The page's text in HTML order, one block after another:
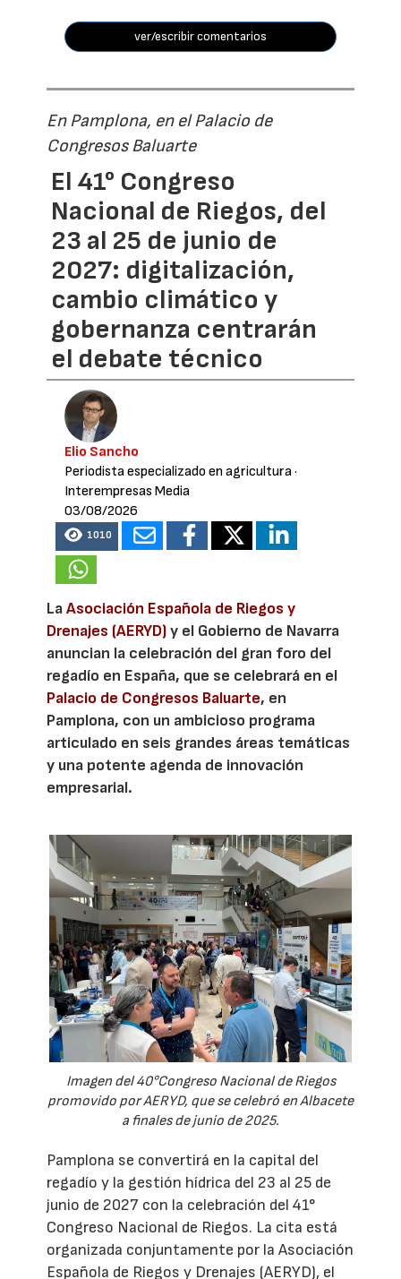
ver/escribir comentarios
En Pamplona, en el Palacio de
Congresos Baluarte
El 41° Congreso
Nacional de Riegos, del
23 al 25 de junio de
2027: digitalización,
cambio climático y
gobernanza centrarán
el debate técnico
Elio Sancho
Periodista especializado en agricultura·
Interempresas Media
03/08/2026
1010
LaAsociación Española de Riegos y
Drenajes (AERYD)y el Gobierno de Navarra
anuncian la celebración del gran foro del
regadío en España, que se celebrará en el
Palacio de Congresos Baluarte, en
Pamplona, con un ambicioso programa
articulado en seis grandes áreas temáticas
y una potente agenda de innovación
empresarial.
Imagen del 40°Congreso Nacional de Riegos
promovido por AERYD, que se celebró en Albacete
a finales de junio de 2025.
Pamplona se convertirá en la capital del
regadío y la gestión hídrica del 23 al 25 de
junio de 2027 con la celebración del 41°
Congreso Nacional de Riegos. La cita está
organizada conjuntamente por la Asociación
Española de Riegos y Drenajes (AERYD), el